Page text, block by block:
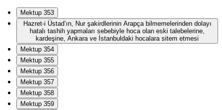
Mektup 353
Hazret-i Üstad’ın, Nur şakirdlerinin Arapça bilmemelerinden dolayı
hatalı tashih yapmaları sebebiyle hoca olan eski talebelerine,
kardeşine, Ankara ve İstanbuldaki hocalara sitem etmesi
Mektup 354
Mektup 355
Mektup 356
Mektup 357
Mektup 358
Mektup 359